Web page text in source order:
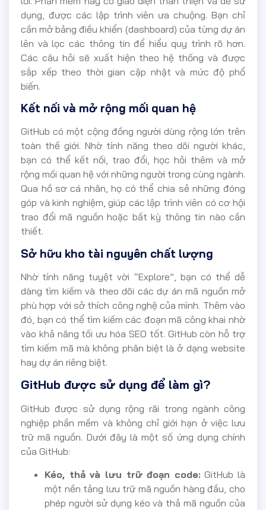
dụng, được các lập trình viên ưa chuộng. Bạn chỉ
cần mở bảng điều khiển (dashboard) của từng dự án
lên và lọc các thông tin để hiểu quy trình rõ hơn.
Các câu hỏi sẽ xuất hiện theo hệ thống và được
sắp xếp theo thời gian cập nhật và mức độ phổ
biến.
Kết nối và mở rộng mối quan hệ
GitHub có một cộng đồng người dùng rộng lớn trên
toàn thế giới. Nhờ tính năng theo dõi người khác,
bạn có thể kết nối, trao đổi, học hỏi thêm và mở
rộng mối quan hệ với những người trong cùng ngành.
Qua hồ sơ cá nhân, họ có thể chia sẻ những đóng
góp và kinh nghiệm, giúp các lập trình viên có cơ hội
trao đổi mã nguồn hoặc bất kỳ thông tin nào cần
thiết.
Sở hữu kho tài nguyên chất lượng
Nhờ tính năng tuyệt vời “Explore”, bạn có thể dễ
dàng tìm kiếm và theo dõi các dự án mã nguồn mở
phù hợp với sở thích công nghệ của mình. Thêm vào
đó, bạn có thể tìm kiếm các đoạn mã công khai nhờ
vào khả năng tối ưu hóa SEO tốt. GitHub còn hỗ trợ
tìm kiếm mã mà không phân biệt là ở dạng website
hay dự án riêng biệt.
GitHub được sử dụng để làm gì?
GitHub được sử dụng rộng rãi trong ngành công
nghiệp phần mềm và không chỉ giới hạn ở việc lưu
trữ mã nguồn. Dưới đây là một số ứng dụng chính
của GitHub:
Kéo, thả và lưu trữ đoạn code: GitHub là
một nền tảng lưu trữ mã nguồn hàng đầu, cho
phép người sử dụng kéo và thả mã nguồn của